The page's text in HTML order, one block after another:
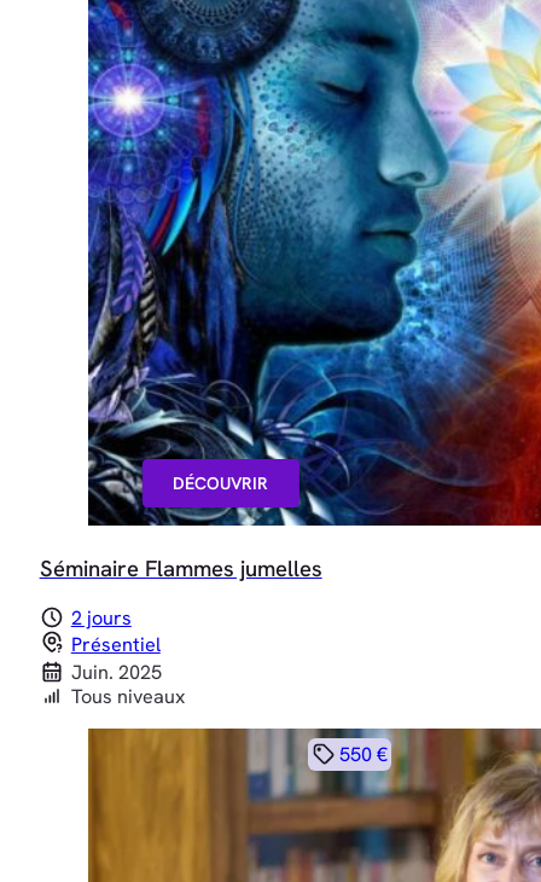
DÉCOUVRIR
Séminaire Flammes jumelles
2 jours
Présentiel
Juin. 2025
Tous niveaux
550 €